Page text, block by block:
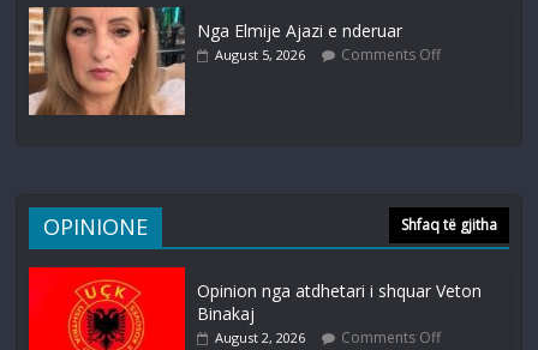
Nga Elmije Ajazi e nderuar
August 5, 2026 Comments Off
OPINIONE Shfaq të gjitha
Opinion nga atdhetari i shquar Veton
Binakaj
August 2, 2026 Comments Off